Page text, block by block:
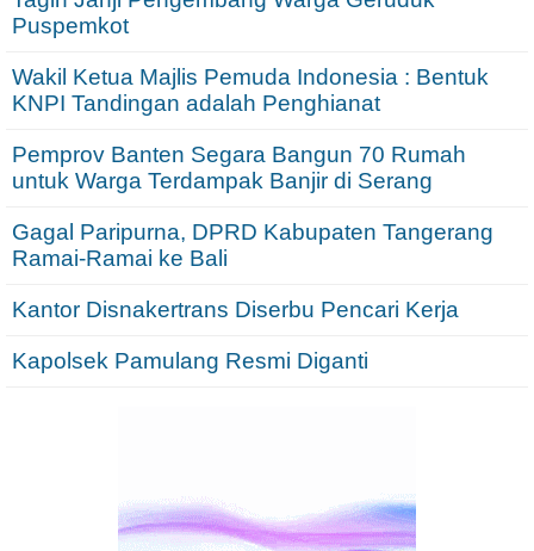
Puspemkot
Wakil Ketua Majlis Pemuda Indonesia : Bentuk
KNPI Tandingan adalah Penghianat
Pemprov Banten Segara Bangun 70 Rumah
untuk Warga Terdampak Banjir di Serang
Gagal Paripurna, DPRD Kabupaten Tangerang
Ramai-Ramai ke Bali
Kantor Disnakertrans Diserbu Pencari Kerja
Kapolsek Pamulang Resmi Diganti